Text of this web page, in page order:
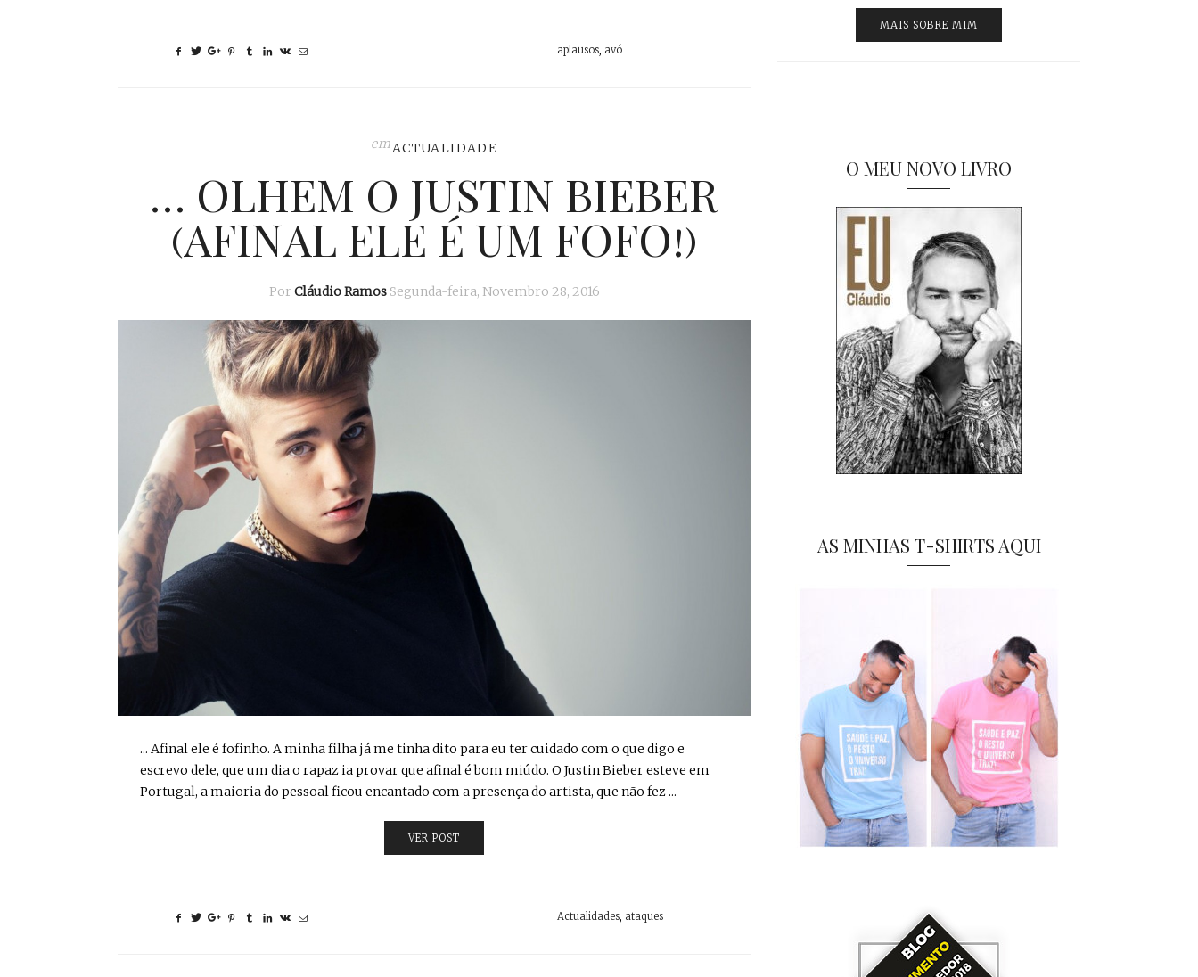
aplausos, avó
emACTUALIDADE
… OLHEM O JUSTIN BIEBER
(AFINAL ELE É UM FOFO!)
Por Cláudio Ramos Segunda-feira, Novembro 28, 2016
... Afinal ele é fofinho. A minha filha já me tinha dito para eu ter cuidado com o que digo e
escrevo dele, que um dia o rapaz ia provar que afinal é bom miúdo. O Justin Bieber esteve em
Portugal, a maioria do pessoal ficou encantado com a presença do artista, que não fez ...
VER POST
Actualidades ataques
MAIS SOBRE MIM
O MEU NOVO LIVRO
AS MINHAS T-SHIRTS AQUI